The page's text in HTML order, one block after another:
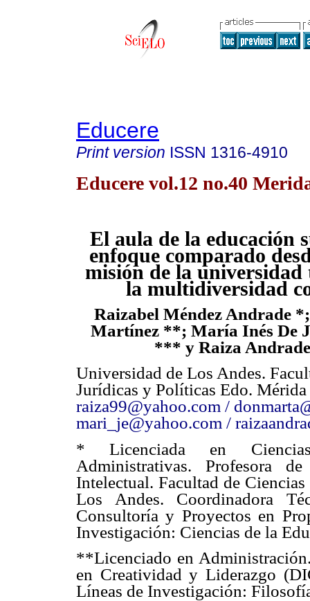
Educere
Print version ISSN 1316-4910
Educere vol.12 no.40
El aula de la educación
enfoque comparado
misión de la
la multidiversidad
Raizabel Méndez Andrade
Martínez **; María Inés De
*** y Raiza
Universidad de Los Andes.
Jurídicas y Políticas Edo. Mérida
raiza99@yahoo.com /
mari_je@yahoo.com /
* Licenciada en
Administrativas. Profesora
Intelectual. Facultad de
Los Andes. Coordinadora
Consultoría y Proyectos en
Investigación: Ciencias de la
**Licenciado en
en Creatividad y Liderazgo
Líneas de Investigación: